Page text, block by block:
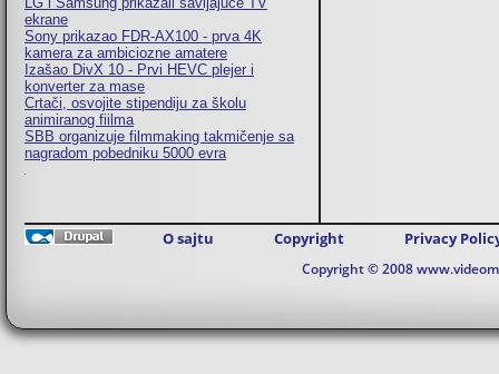
ekrane
Sony prikazao FDR-AX100 - prva 4K
kamera za ambiciozne amatere
Izašao DivX 10 - Prvi HEVC plejer i
konverter za mase
Crtači, osvojite stipendiju za školu
animiranog fiilma
SBB organizuje filmmaking takmičenje sa
nagradom pobedniku 5000 evra
O sajtu Copyright Privacy
Copyright © 2008